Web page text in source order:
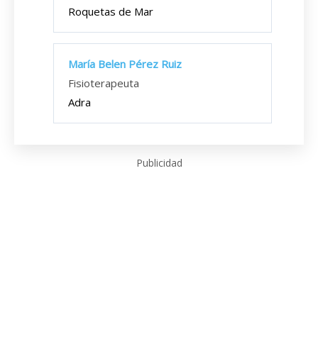
Roquetas de Mar
María Belen Pérez Ruiz
Fisioterapeuta
Adra
Publicidad